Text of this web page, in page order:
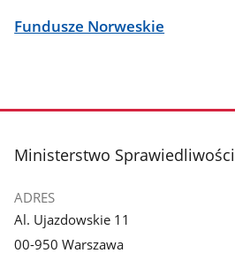
Fundusze Norweskie
stopka
Ministerstwo Sprawiedliwości
ADRES
Al. Ujazdowskie 11
00-950 Warszawa